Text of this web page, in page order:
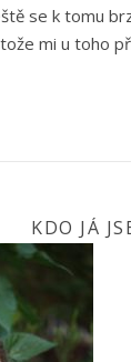
se k tomu
mi u toho
KDO JÁ